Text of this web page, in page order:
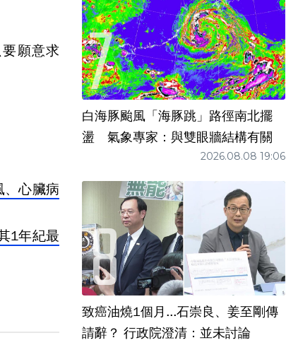
願意求
、心臟病
1年紀最
白海豚颱風「海豚跳」路徑南北擺
盪 氣象專家：與雙眼牆結構有關
2026.08.08 19:06
致癌油燒1個月...石崇良、姜至剛傳
請辭？ 行政院澄清：並未討論